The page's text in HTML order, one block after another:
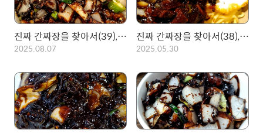
진짜 간짜장을 찾아서(39), 외대앞 찐 노포 영화장의 고추삼선간짜장
2025.08.07
진짜 간짜장을 찾아서(38), 서교동 진향! 가지와 청양고추 그리고 천마가 들어간 간짜장!
2025.05.30